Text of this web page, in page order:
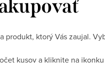
produkt, ktorý Vás zaujal.
kusov a kliknite na